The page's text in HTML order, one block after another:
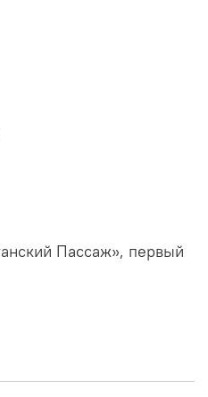
Пассаж», первый